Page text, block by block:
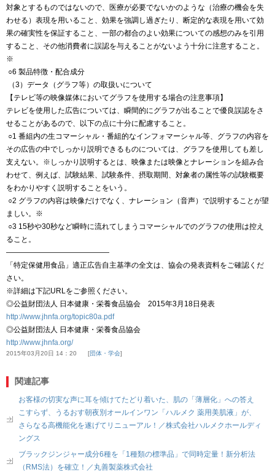
対象とするものではないので、医療が必要でないかのような（治療の機会を失
わせる）表現を用いること、効果を強調し過ぎたり、断定的な表現を用いて効
果の確実性を保証すること、一部の都合のよい効果についての感想のみを引用
すること、その他消費者に誤認を与えることがないよう十分に注意すること。
※
○6 製品特徴・配合成分
（3）データ（グラフ等）の取扱いについて
【テレビ等の映像媒体においてグラフを使用する場合の注意事項】
テレビを使用した広告については、瞬間的にグラフが出ることで優良誤認をさ
せることがあるので、以下の点に十分に配慮すること。
○1 番組内の生コマーシャル・番組的なインフォマーシャル等、グラフの内容を
その広告の中でしっかり説明できるものについては、グラフを使用しても差し
支えない。※しっかり説明するとは、映像または映像とナレーションを組み合
わせて、例えば、試験結果、試験条件、摂取期間、対象者の属性等の試験概要
をわかりやすく説明することをいう。
○2 グラフの内容は映像だけでなく、ナレーション（音声）で説明することが望
ましい。※
○3 15秒や30秒など瞬時に流れてしまうコマーシャルでのグラフの使用は控え
ること。
——————————————
「特定保健用食品」適正広告自主基準の全文は、協会の発表資料をご確認くだ
さい。
※詳細は下記URLをご参照ください。
◎公益財団法人 日本健康・栄養食品協会 2015年3月18日発表
http://www.jhnfa.org/topic80a.pdf
◎公益財団法人 日本健康・栄養食品協会
http://www.jhnfa.org/
2015年03月20日 14：20 団体・学会
関連記事
お客様の切実な声に耳を傾けてたどり着いた、肌の「薄層化」への答え
こすらず、うるおす朝夜別オールインワン「ハルメク 薬用美肌液」が、
さらなる高機能化を遂げてリニューアル！／株式会社ハルメクホールディ
ングス
ブラックジンジャー成分6種を「1種類の標準品」で同時定量！新分析法
（RMS法）を確立！／丸善製薬株式会社